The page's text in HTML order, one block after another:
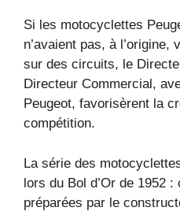
Si les motocyclettes
n’avaient pas, à l’origine,
sur des circuits, le
Directeur Commercial,
Peugeot, favorisèrent la
compétition.
La série des
lors du Bol d’Or de 1952
préparées par le